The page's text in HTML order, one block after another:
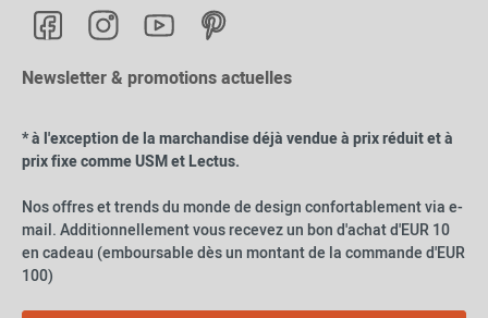
Newsletter & promotions actuelles
* à l'exception de la marchandise déjà vendue à prix réduit et à
prix fixe comme USM et Lectus.
Nos offres et trends du monde de design confortablement via e-
mail. Additionnellement vous recevez un bon d'achat d'EUR 10
en cadeau (emboursable dès un montant de la commande d'EUR
100)